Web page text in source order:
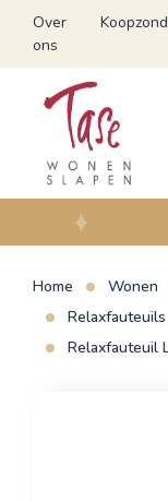
Over
ons
Home Wonen
Relaxfauteuils
Relaxfauteuil